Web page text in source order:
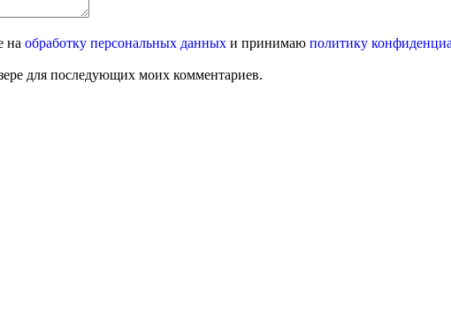
на обработку персональных данных и принимаю политику
для последующих моих комментариев.